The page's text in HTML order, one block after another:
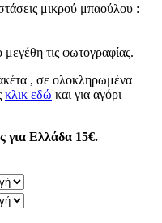
μπαούλου :
μεγέθη τις φωτογραφίας.
, σε ολοκληρωμένα
κλικ εδώ και για αγόρι
για Ελλάδα 15€.